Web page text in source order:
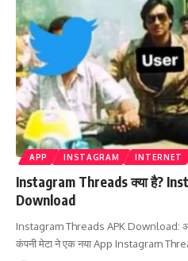
APP INSTAGRAM INTERNET
Instagram Threads क्या है?
Download
Instagram Threads APK Download:
कंपनी मेटा ने एक नया App Instagram